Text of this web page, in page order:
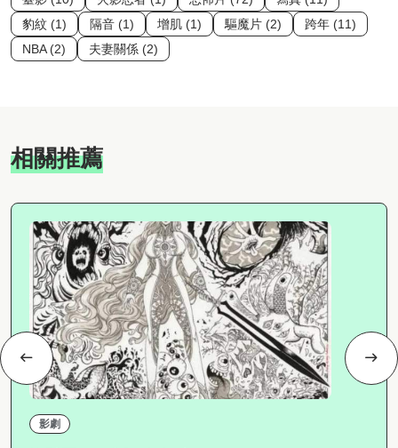
豹紋 (1)
隔音 (1) 增肌 (1) 驅魔片 (2)
跨年 (11)
NBA (2)
夫妻關係 (2)
相關推薦
影劇